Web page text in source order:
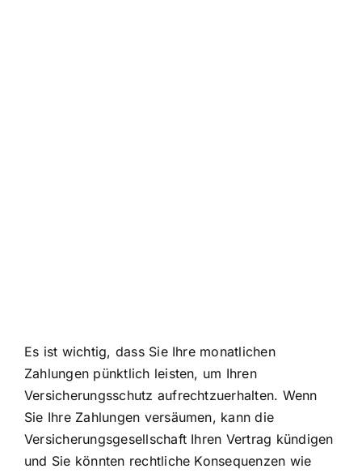
Es ist wichtig, dass Sie Ihre monatlichen
Zahlungen pünktlich leisten, um Ihren
Versicherungsschutz aufrechtzuerhalten. Wenn
Sie Ihre Zahlungen versäumen, kann die
Versicherungsgesellschaft Ihren Vertrag kündigen
und Sie könnten rechtliche Konsequenzen wie